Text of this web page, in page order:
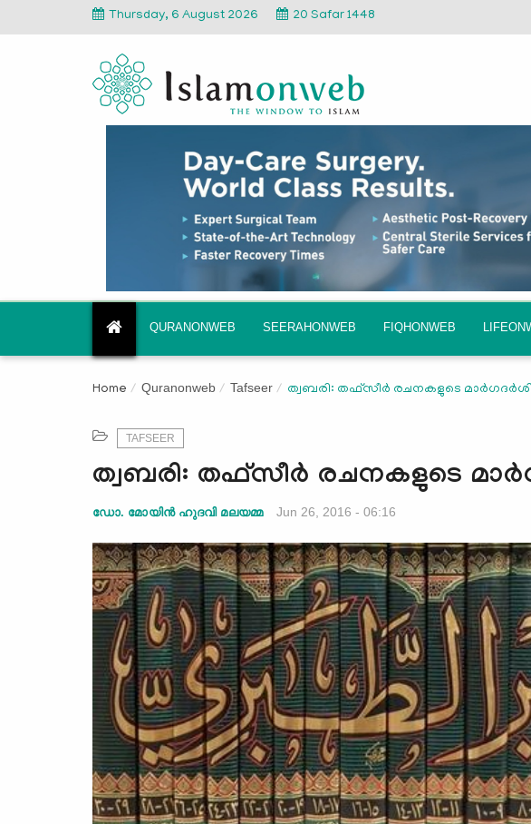
Thursday, 6 August 2026 20 Safar 1448
QURANONWEB SEERAHONWEB FIQHONWEB
Home Quranonweb Tafseer ത്വബരി: തഫ്‌സീര്‍ രചനകളുടെ മാര്‍ഗദര്‍ശി
TAFSEER
ത്വബരി: തഫ്‌സീര്‍ രചനകളുടെ
ഡോ. മോയിന്‍ ഹുദവി മലയമ്മ Jun 26, 2016 - 06:16